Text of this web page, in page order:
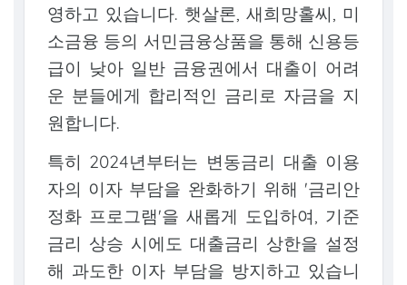
영하고 있습니다. 햇살론, 새희망홀씨, 미
소금융 등의 서민금융상품을 통해 신용등
급이 낮아 일반 금융권에서 대출이 어려
운 분들에게 합리적인 금리로 자금을 지
원합니다.
특히 2024년부터는 변동금리 대출 이용
자의 이자 부담을 완화하기 위해 '금리안
정화 프로그램'을 새롭게 도입하여, 기준
금리 상승 시에도 대출금리 상한을 설정
해 과도한 이자 부담을 방지하고 있습니